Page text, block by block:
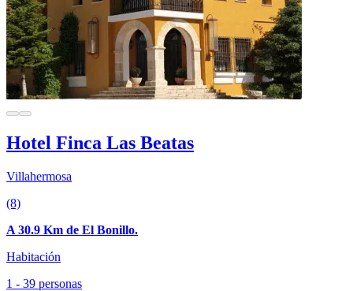
Hotel Finca Las Beatas
Villahermosa
(8)
A 30.9 Km de El Bonillo.
Habitación
1 - 39 personas